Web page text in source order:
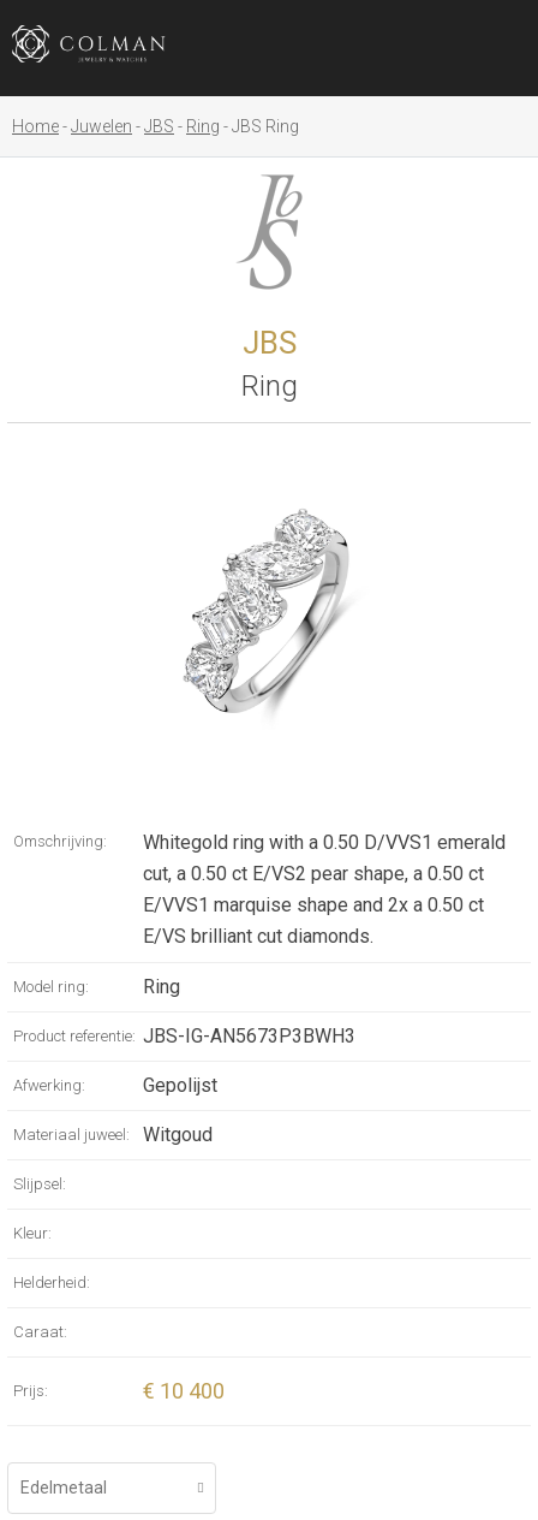
Home Juwelen JBS Ring JBS Ring
JBS
Ring
Omschrijving:
Whitegold ring with a 0.50 D/VVS1 emerald
cut, a 0.50 ct E/VS2 pear shape, a 0.50 ct
E/VVS1 marquise shape and 2x a 0.50 ct
E/VS brilliant cut diamonds.
Model ring: Ring
Product referentie: JBS-IG-AN5673P3BWH3
Afwerking: Gepolijst
Materiaal juweel: Witgoud
Slijpsel:
Kleur:
Helderheid:
Caraat:
Prijs: € 10 400
Edelmetaal